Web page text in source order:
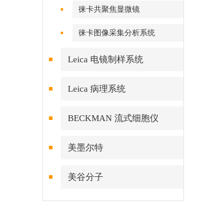
徕卡共聚焦显微镜
徕卡图像采集分析系统
Leica 电镜制样系统
Leica 病理系统
BECKMAN 流式细胞仪
美墨尔特
美谷分子